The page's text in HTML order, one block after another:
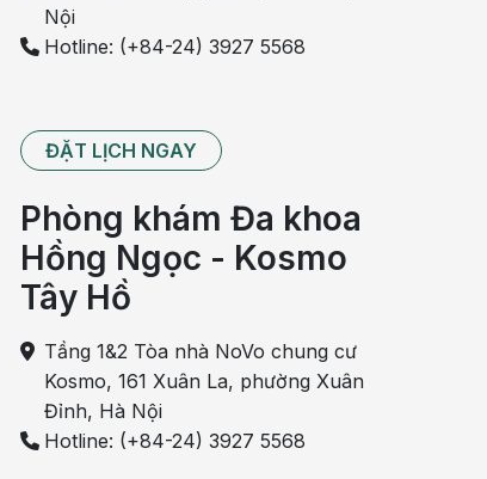
Nội
Hotline: (+84-24) 3927 5568
ĐẶT LỊCH NGAY
Phòng khám Đa khoa
Hồng Ngọc - Kosmo
Tây Hồ
Tầng 1&2 Tòa nhà NoVo chung cư
Kosmo, 161 Xuân La, phường Xuân
Đỉnh, Hà Nội
Hotline: (+84-24) 3927 5568